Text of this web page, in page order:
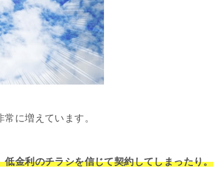
に増えています。
金利のチラシを信じて契約してしまったり。